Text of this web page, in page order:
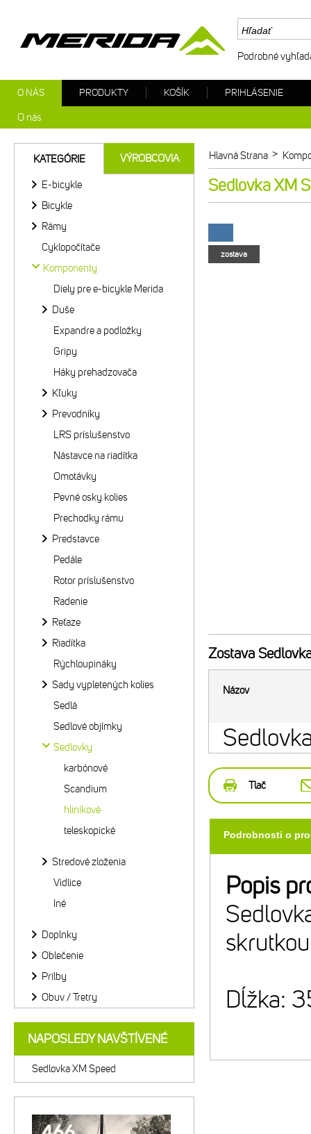
Hlavná Strana >
Sedlovka XM
zostava
Zostava
Názov
Tlač
Podrobnosti o
Popis
Dĺžka:
KATEGÓRIE VÝROBCOVIA
E-bicykle
Bicykle
Rámy
Cyklopočítače
Komponenty
Diely pre e-bicykle Merida
Duše
Expandre a podložky
Gripy
Háky prehadzovača
Kľuky
Prevodníky
LRS príslušenstvo
Nástavce na riadítka
Omotávky
Pevné osky kolies
Prechodky rámu
Predstavce
Pedále
Rotor príslušenstvo
Radenie
Reťaze
Riadítka
Rýchloupináky
Sady vypletených kolies
Sedlá
Sedlové objímky
Sedlovky
karbónové
Scandium
hliníkové
teleskopické
Stredové zloženia
Vidlice
Iné
Doplnky
Oblečenie
Prilby
Obuv / Tretry
NAPOSLEDY NAVŠTÍVENÉ
Sedlovka XM Speed
Podrobné
O NÁS
O nás
PRODUKTY KOŠÍK PRIHLÁSENIE